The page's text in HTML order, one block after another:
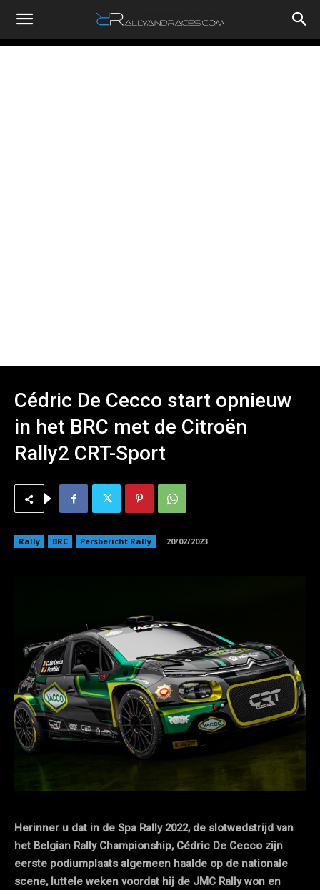
RallyandRaces.com
Cédric De Cecco start opnieuw
in het BRC met de Citroën
Rally2 CRT-Sport
Rally BRC Persbericht Rally 20/02/2023
Herinner u dat in de Spa Rally 2022, de slotwedstrijd van
het Belgian Rally Championship, Cédric De Cecco zijn
eerste podiumplaats algemeen haalde op de nationale
scene, luttele weken voordat hij de JMC Rally won en